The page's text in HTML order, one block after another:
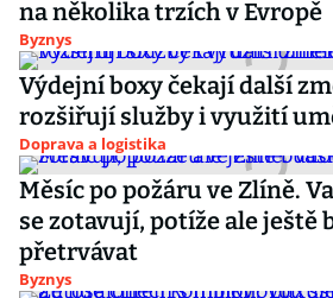
na několika trzích v Evropě
Byznys
Výdejní boxy čekají další
rozšiřují služby i využití
Doprava a logistika
Měsíc po požáru ve Zlíně.
se zotavují, potíže ale ještě
přetrvávat
Byznys